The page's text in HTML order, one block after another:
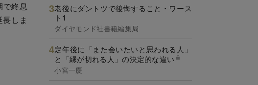
で終息
しま
老後にダントツで後悔すること・ワース
ト1
ダイヤモンド社書籍編集局
定年後に「また会いたいと思われる人」
と「縁が切れる人」の決定的な違い
小宮一慶